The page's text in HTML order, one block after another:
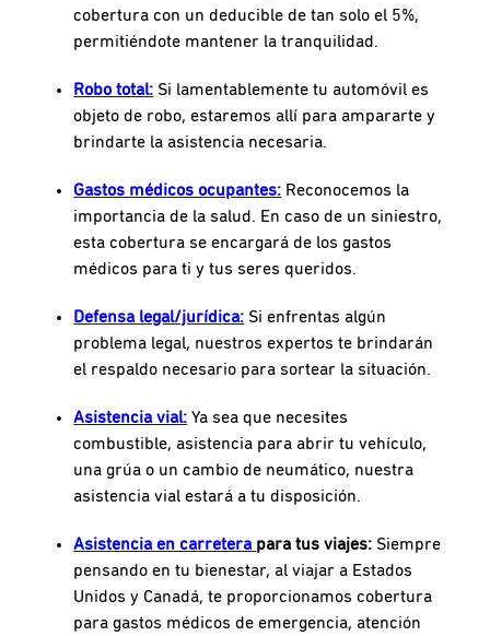
cobertura con un deducible de tan solo el 5%,
permitiéndote mantener la tranquilidad.
Robo total: Si lamentablemente tu automóvil es
objeto de robo, estaremos allí para ampararte y
brindarte la asistencia necesaria.
Gastos médicos ocupantes: Reconocemos la
importancia de la salud. En caso de un siniestro,
esta cobertura se encargará de los gastos
médicos para ti y tus seres queridos.
Defensa legal/jurídica: Si enfrentas algún
problema legal, nuestros expertos te brindarán
el respaldo necesario para sortear la situación.
Asistencia vial: Ya sea que necesites
combustible, asistencia para abrir tu vehículo,
una grúa o un cambio de neumático, nuestra
asistencia vial estará a tu disposición.
Asistencia en carretera para tus viajes: Siempre
pensando en tu bienestar, al viajar a Estados
Unidos y Canadá, te proporcionamos cobertura
para gastos médicos de emergencia, atención